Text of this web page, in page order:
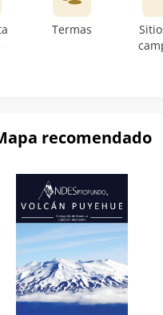
Termas
recomendado